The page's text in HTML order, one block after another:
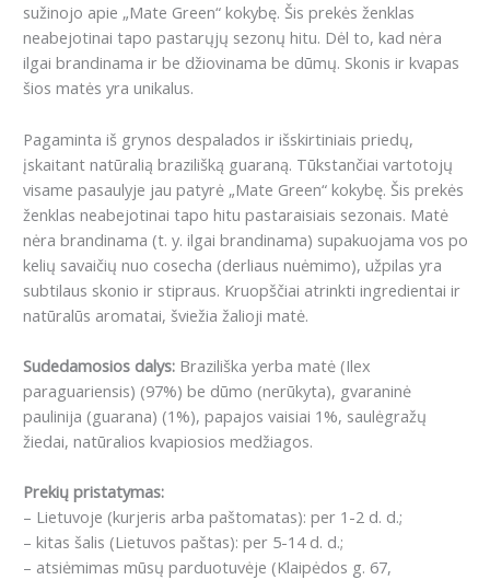
sužinojo apie „Mate Green“ kokybę. Šis prekės ženklas
neabejotinai tapo pastarųjų sezonų hitu. Dėl to, kad nėra
ilgai brandinama ir be džiovinama be dūmų. Skonis ir kvapas
šios matės yra unikalus.
Pagaminta iš grynos despalados ir išskirtiniais priedų,
įskaitant natūralią brazilišką guaraną. Tūkstančiai vartotojų
visame pasaulyje jau patyrė „Mate Green“ kokybę. Šis prekės
ženklas neabejotinai tapo hitu pastaraisiais sezonais. Matė
nėra brandinama (t. y. ilgai brandinama) supakuojama vos po
kelių savaičių nuo cosecha (derliaus nuėmimo), užpilas yra
subtilaus skonio ir stipraus. Kruopščiai atrinkti ingredientai ir
natūralūs aromatai, šviežia žalioji matė.
Sudedamosios dalys: Braziliška yerba matė (Ilex
paraguariensis) (97%) be dūmo (nerūkyta), gvaraninė
paulinija (guarana) (1%), papajos vaisiai 1%, saulėgražų
žiedai, natūralios kvapiosios medžiagos.
Prekių pristatymas:
– Lietuvoje (kurjeris arba paštomatas): per 1-2 d. d.;
– kitas šalis (Lietuvos paštas): per 5-14 d. d.;
– atsiėmimas mūsų parduotuvėje (Klaipėdos g. 67,